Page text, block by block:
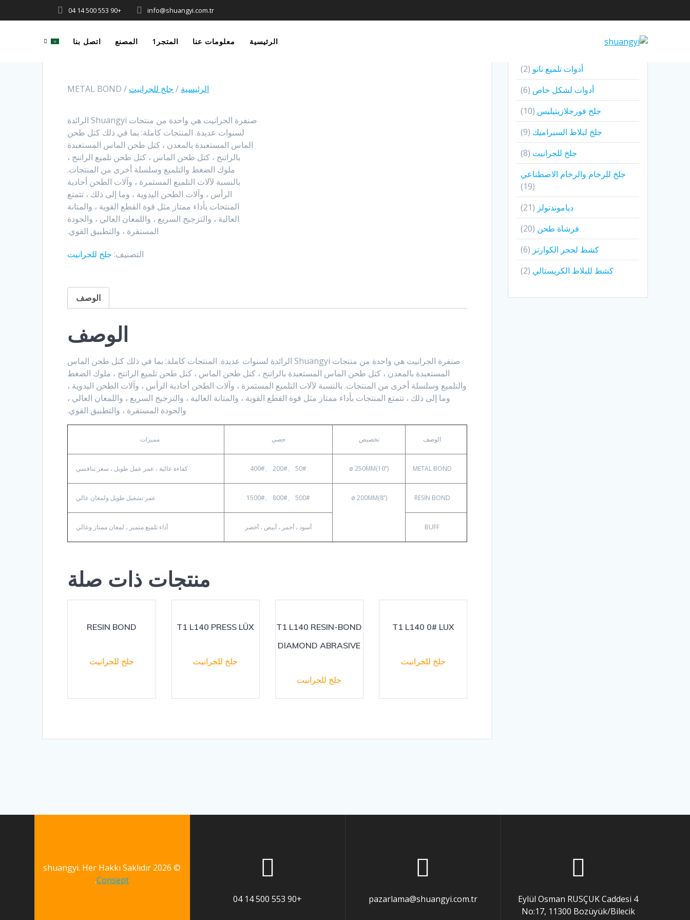
+90 553 500 14 04 info@shuangyi.com.tr
الرئيسية معلومات عنا المتجر1 المصنع اتصل بنا
أدوات تلميع نانو 2
أدوات لشكل خاص 6
جلخ فورجلازيتيليس 10
جلخ لبلاط السيراميك 9
جلخ للجرانيت 8
جلخ للرخام والرخام الاصطناعي
19
دياموندتولز 21
فرشاة طحن 20
كشط لحجر الكوارتز 6
كشط للبلاط الكريستالي 2
الرئيسية / جلخ للجرانيت / METAL BOND
صنفرة الجرانيت هي واحدة من منتجات Shuangyi الرائدة
لسنوات عديدة. المنتجات كاملة: بما في ذلك كتل طحن
الماس المستعبدة بالمعدن ، كتل طحن الماس المستعبدة
بالراتنج ، كتل طحن الماس ، كتل طحن تلميع الراتنج ،
ملوك الضغط والتلميع وسلسلة أخرى من المنتجات.
بالنسبة لآلات التلميع المستمرة ، وآلات الطحن أحادية
الرأس ، وآلات الطحن اليدوية ، وما إلى ذلك ، تتمتع
المنتجات بأداء ممتاز مثل قوة القطع القوية ، والمتانة
العالية ، والتزجيج السريع ، واللمعان العالي ، والجودة
المستقرة ، والتطبيق القوي.
التصنيف: جلخ للجرانيت
الوصف
الوصف
صنفرة الجرانيت هي واحدة من منتجات Shuangyi الرائدة لسنوات عديدة. المنتجات كاملة: بما في ذلك كتل طحن الماس
المستعبدة بالمعدن ، كتل طحن الماس المستعبدة بالراتنج ، كتل طحن الماس ، كتل طحن تلميع الراتنج ، ملوك الضغط
والتلميع وسلسلة أخرى من المنتجات. بالنسبة لآلات التلميع المستمرة ، وآلات الطحن أحادية الرأس ، وآلات الطحن اليدوية ،
وما إلى ذلك ، تتمتع المنتجات بأداء ممتاز مثل قوة القطع القوية ، والمتانة العالية ، والتزجيج السريع ، واللمعان العالي ،
والجودة المستقرة ، والتطبيق القوي.
الوصف تخصيص حصى مميزات
METAL BOND
ø 250MM(10”)
50# 、200# 、400# كفاءة عالية ، عمر عمل طويل ، سعر تنافسي
RESİN BOND
ø 200MM(8”)
500# 、800# 、1500# عمر تشغيل طويل ولمعان عالي
BUFF أسود ، أحمر ، أبيض ، أخضر أداء تلميع متميز ، لمعان ممتاز وعالي
منتجات ذات صلة
T1 L140 0# LUX
جلخ للجرانيت
T1 L140 RESIN-BOND
DIAMOND ABRASIVE
جلخ للجرانيت
T1 L140 PRESS LÜX
جلخ للجرانيت
RESIN BOND
جلخ للجرانيت
4 Eylül Osman RUSÇUK Caddesi
No:17, 11300 Bozüyük/Bilecik
pazarlama@shuangyi.com.tr
+90 553 500 14 04
© 2026 shuangyi. Her Hakkı Saklıdır
Consept
.